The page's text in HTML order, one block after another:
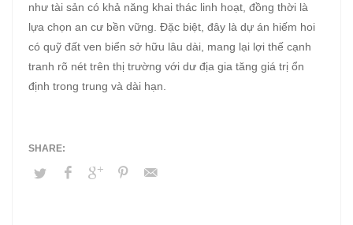
như tài sản có khả năng khai thác linh hoạt, đồng thời là
lựa chọn an cư bền vững. Đặc biệt, đây là dự án hiếm hoi
có quỹ đất ven biển sở hữu lâu dài, mang lại lợi thế cạnh
tranh rõ nét trên thị trường với dư địa gia tăng giá trị ổn
định trong trung và dài hạn.